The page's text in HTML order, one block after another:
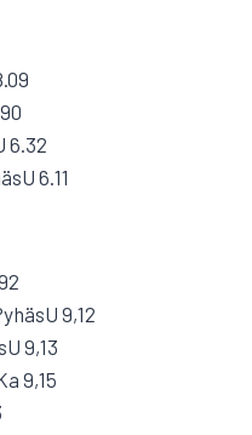
6.32
6.11
9,12
9,13
9,15